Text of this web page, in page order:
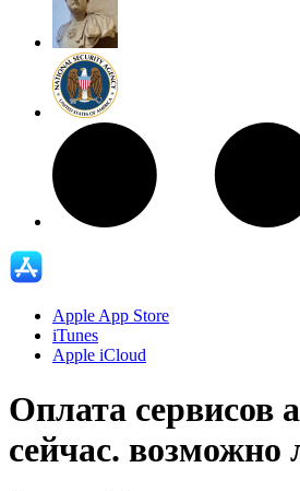
Apple App Store
iTunes
Apple iCloud
Оплата сервисов
сейчас. возможно